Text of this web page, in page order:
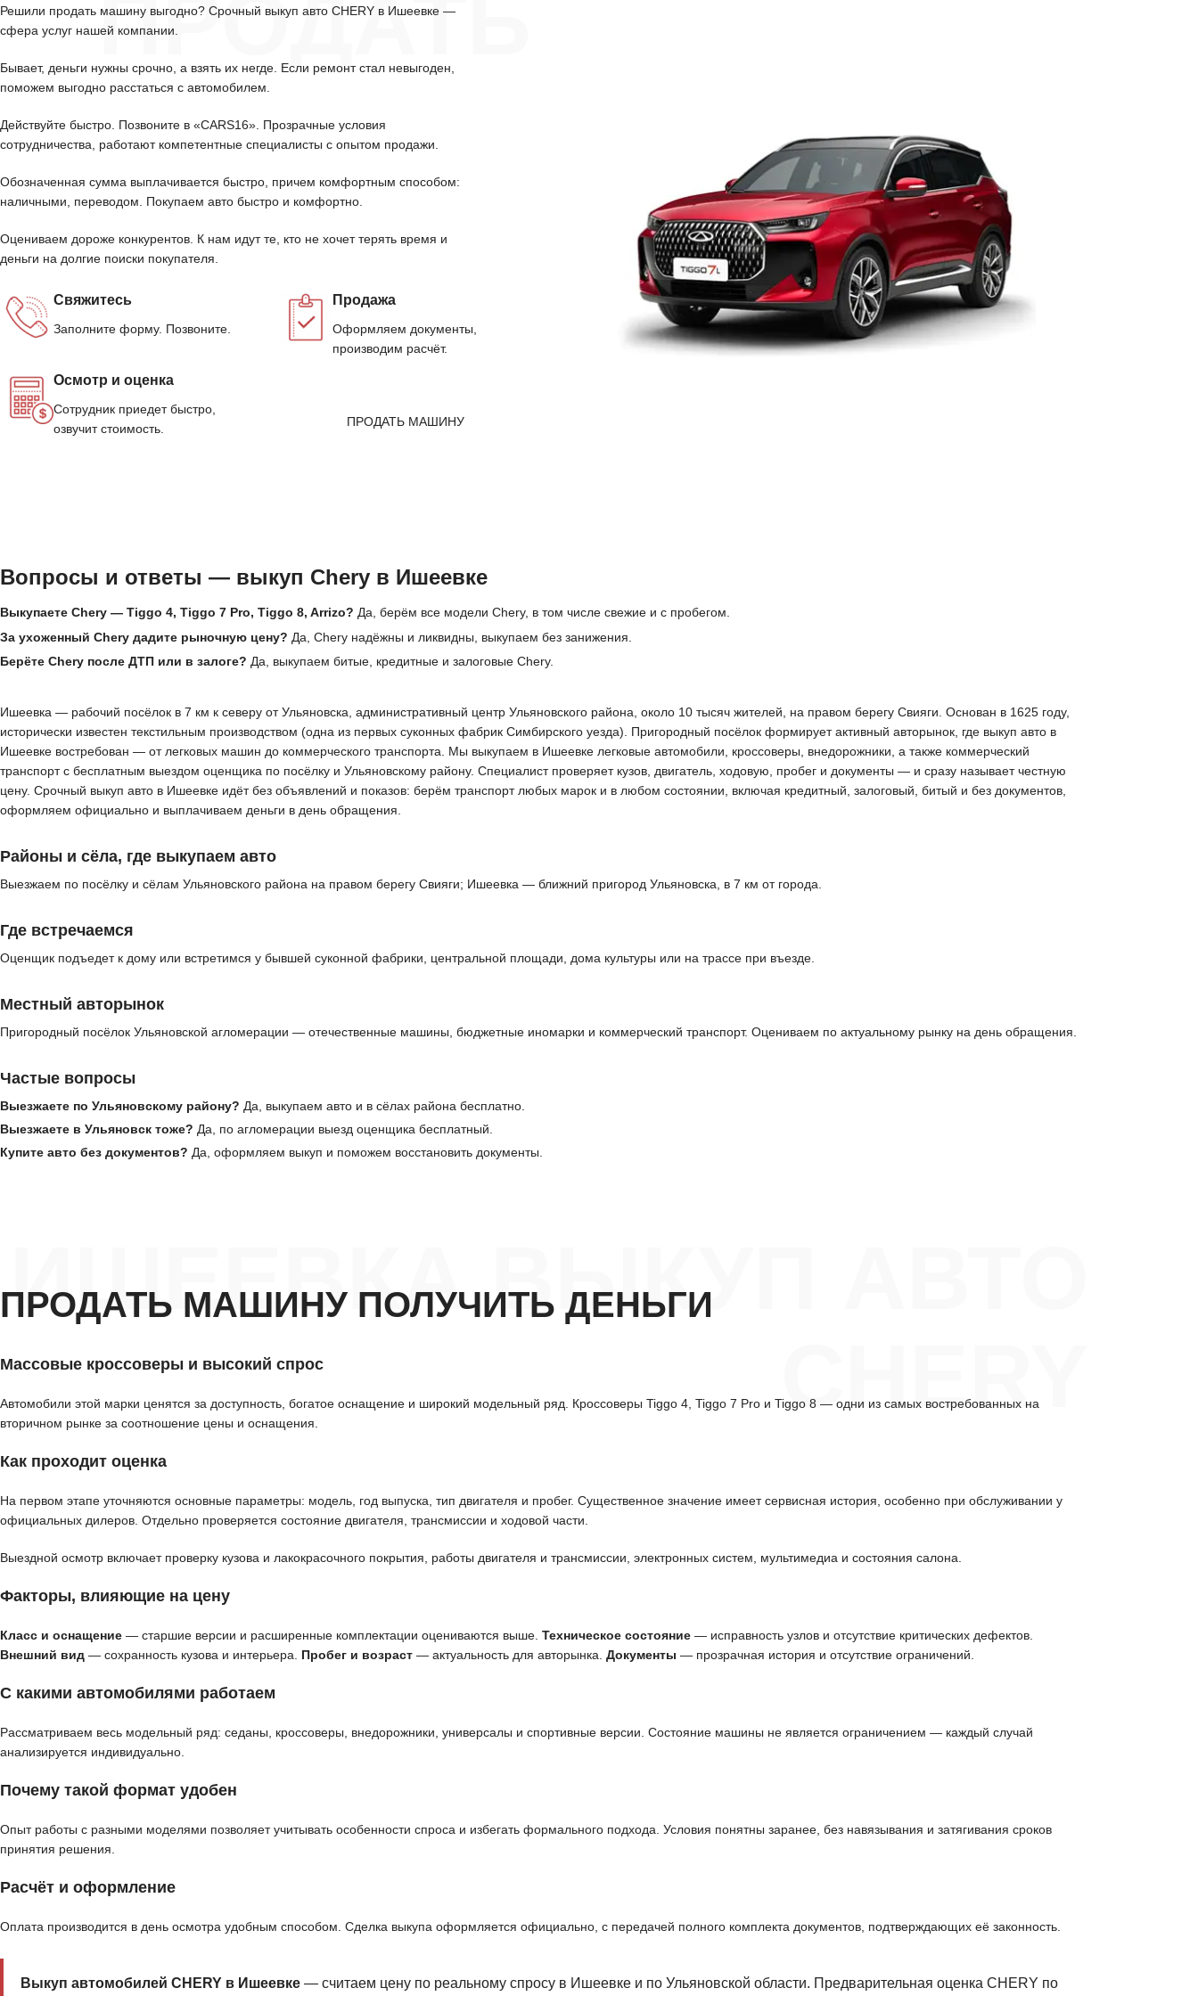
ПРОДАТЬ
Решили продать машину выгодно? Срочный выкуп авто CHERY в Ишеевке —
сфера услуг нашей компании.
Бывает, деньги нужны срочно, а взять их негде. Если ремонт стал невыгоден,
поможем выгодно расстаться с автомобилем.
Действуйте быстро. Позвоните в «CARS16». Прозрачные условия
сотрудничества, работают компетентные специалисты с опытом продажи.
Обозначенная сумма выплачивается быстро, причем комфортным способом:
наличными, переводом. Покупаем авто быстро и комфортно.
Оцениваем дороже конкурентов. К нам идут те, кто не хочет терять время и
деньги на долгие поиски покупателя.
Свяжитесь
Заполните форму. Позвоните.
Осмотр и оценка
Сотрудник приедет быстро,
озвучит стоимость.
Продажа
Оформляем документы,
производим расчёт.
ПРОДАТЬ МАШИНУ
Вопросы и ответы — выкуп Chery в Ишеевке
Выкупаете Chery — Tiggo 4, Tiggo 7 Pro, Tiggo 8, Arrizo? Да, берём все модели Chery, в том числе свежие и с пробегом.
За ухоженный Chery дадите рыночную цену? Да, Chery надёжны и ликвидны, выкупаем без занижения.
Берёте Chery после ДТП или в залоге? Да, выкупаем битые, кредитные и залоговые Chery.
Ишеевка — рабочий посёлок в 7 км к северу от Ульяновска, административный центр Ульяновского района, около 10 тысяч жителей, на правом берегу Свияги. Основан в 1625 году,
исторически известен текстильным производством (одна из первых суконных фабрик Симбирского уезда). Пригородный посёлок формирует активный авторынок, где выкуп авто в
Ишеевке востребован — от легковых машин до коммерческого транспорта. Мы выкупаем в Ишеевке легковые автомобили, кроссоверы, внедорожники, а также коммерческий
транспорт с бесплатным выездом оценщика по посёлку и Ульяновскому району. Специалист проверяет кузов, двигатель, ходовую, пробег и документы — и сразу называет честную
цену. Срочный выкуп авто в Ишеевке идёт без объявлений и показов: берём транспорт любых марок и в любом состоянии, включая кредитный, залоговый, битый и без документов,
оформляем официально и выплачиваем деньги в день обращения.
Районы и сёла, где выкупаем авто
Выезжаем по посёлку и сёлам Ульяновского района на правом берегу Свияги; Ишеевка — ближний пригород Ульяновска, в 7 км от города.
Где встречаемся
Оценщик подъедет к дому или встретимся у бывшей суконной фабрики, центральной площади, дома культуры или на трассе при въезде.
Местный авторынок
Пригородный посёлок Ульяновской агломерации — отечественные машины, бюджетные иномарки и коммерческий транспорт. Оцениваем по актуальному рынку на день обращения.
Частые вопросы
Выезжаете по Ульяновскому району? Да, выкупаем авто и в сёлах района бесплатно.
Выезжаете в Ульяновск тоже? Да, по агломерации выезд оценщика бесплатный.
Купите авто без документов? Да, оформляем выкуп и поможем восстановить документы.
ИШЕЕВКА ВЫКУП АВТО
CHERY
ПРОДАТЬ МАШИНУ ПОЛУЧИТЬ ДЕНЬГИ
Массовые кроссоверы и высокий спрос
Автомобили этой марки ценятся за доступность, богатое оснащение и широкий модельный ряд. Кроссоверы Tiggo 4, Tiggo 7 Pro и Tiggo 8 — одни из самых востребованных на
вторичном рынке за соотношение цены и оснащения.
Как проходит оценка
На первом этапе уточняются основные параметры: модель, год выпуска, тип двигателя и пробег. Существенное значение имеет сервисная история, особенно при обслуживании у
официальных дилеров. Отдельно проверяется состояние двигателя, трансмиссии и ходовой части.
Выездной осмотр включает проверку кузова и лакокрасочного покрытия, работы двигателя и трансмиссии, электронных систем, мультимедиа и состояния салона.
Факторы, влияющие на цену
Класс и оснащение — старшие версии и расширенные комплектации оцениваются выше. Техническое состояние — исправность узлов и отсутствие критических дефектов.
Внешний вид — сохранность кузова и интерьера. Пробег и возраст — актуальность для авторынка. Документы — прозрачная история и отсутствие ограничений.
С какими автомобилями работаем
Рассматриваем весь модельный ряд: седаны, кроссоверы, внедорожники, универсалы и спортивные версии. Состояние машины не является ограничением — каждый случай
анализируется индивидуально.
Почему такой формат удобен
Опыт работы с разными моделями позволяет учитывать особенности спроса и избегать формального подхода. Условия понятны заранее, без навязывания и затягивания сроков
принятия решения.
Расчёт и оформление
Оплата производится в день осмотра удобным способом. Сделка выкупа оформляется официально, с передачей полного комплекта документов, подтверждающих её законность.
Выкуп автомобилей CHERY в Ишеевке— считаем цену по реальному спросу в Ишеевке и по Ульяновской области. Предварительная оценка CHERY по